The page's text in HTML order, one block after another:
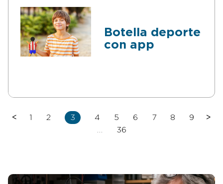
Botella deporte
con app
< 1 2 3 4 5 6 7 8
9
36
>